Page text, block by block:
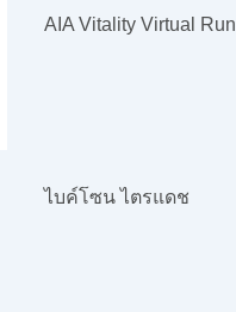
AIA Vitality Virtual Run
ไบค์โซน ไตรแดช